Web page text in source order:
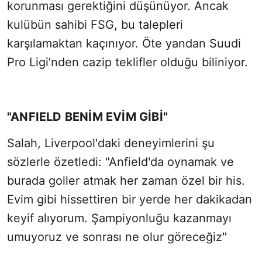
korunması gerektiğini düşünüyor. Ancak
kulübün sahibi FSG, bu talepleri
karşılamaktan kaçınıyor. Öte yandan Suudi
Pro Ligi’nden cazip teklifler olduğu biliniyor.
"ANFIELD BENİM EVİM GİBİ"
Salah, Liverpool'daki deneyimlerini şu
sözlerle özetledi: "Anfield'da oynamak ve
burada goller atmak her zaman özel bir his.
Evim gibi hissettiren bir yerde her dakikadan
keyif alıyorum. Şampiyonluğu kazanmayı
umuyoruz ve sonrası ne olur göreceğiz"